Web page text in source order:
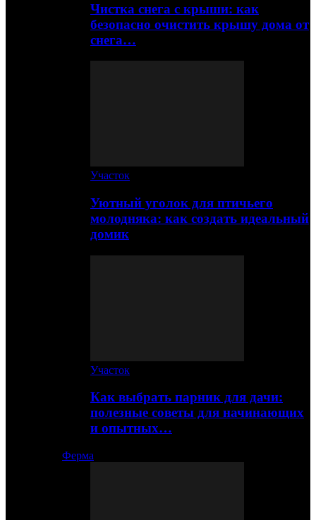
Чистка снега с крыши: как
безопасно очистить крышу дома от
снега…
Участок
Уютный уголок для птичьего
молодняка: как создать идеальный
домик
Участок
Как выбрать парник для дачи:
полезные советы для начинающих
и опытных…
Ферма